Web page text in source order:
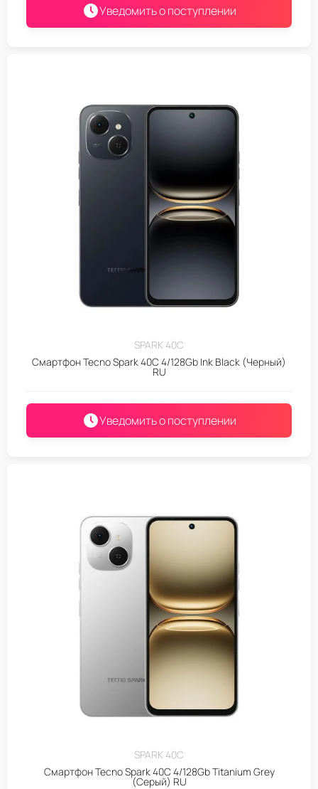
Уведомить о поступлении
SPARK 40C
Смартфон Tecno Spark 40C 4/128Gb Ink Black (Черный)
RU
Уведомить о поступлении
SPARK 40C
Смартфон Tecno Spark 40C 4/128Gb Titanium Grey
(Серый) RU